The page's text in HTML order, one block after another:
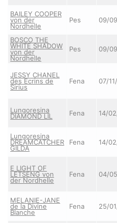
BAILEY COOPER
von der
Nordhelle
Pes 09/
BOSCO THE
WHITE SHADOW
von der
Nordhelle
Pes 09/
JESSY CHANEL
des Ecrins de
Sirius
Fena 07/
Lungoresina
DIAMOND LIL Fena 14/
Lungoresina
DREAMCATCHER
GILDA
Fena 14/
E LIGHT OF
LETSENG von
der Nordhelle
Fena 04/
MELANIE-JANE
de la Divine
Blanche
Fena 25/